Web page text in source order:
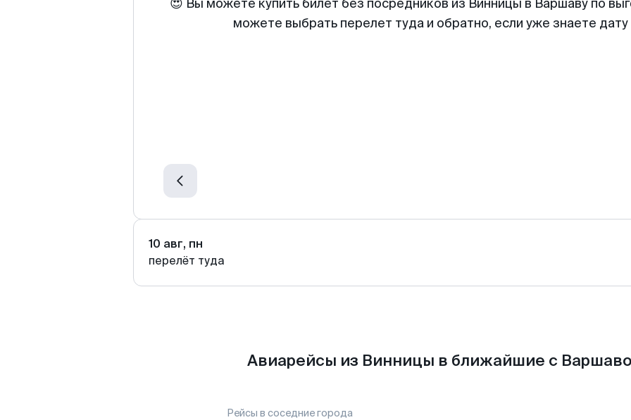
😍 Вы можете купить билет без посредников из Винницы в Варшаву по
можете выбрать перелет туда и обратно, если уже знаете
10 авг, пн
перелёт туда
Авиарейсы из Винницы в ближайшие с
Рейсы в соседние города